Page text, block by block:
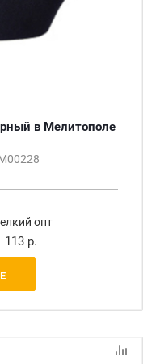
в Мелитополе
опт
113 р.